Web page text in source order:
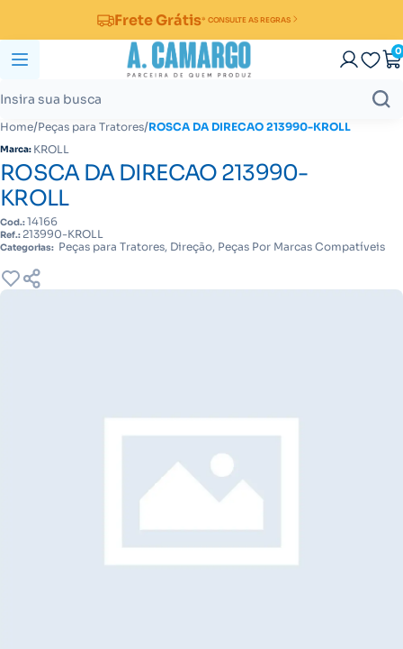
Frete Grátis* CONSULTE AS REGRAS
0
Home/Peças para Tratores/ROSCA DA DIRECAO 213990-KROLL
Marca: KROLL
ROSCA DA DIRECAO 213990-
KROLL
Cod.:14166
Ref.: 213990-KROLL
Categorias: Peças para Tratores, Direção, Peças Por Marcas Compatíveis